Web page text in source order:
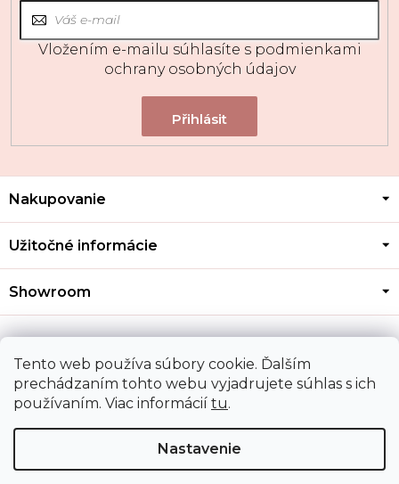
Tento web používa súbory cookie. Ďalším
prechádzaním tohto webu vyjadrujete súhlas s ich
používaním. Viac informácií tu.
Nastavenie
Vložením e-mailu súhlasíte s podmienkami
ochrany osobných údajov
Z
p
t
Nakupovanie
Užitočné informácie
Showroom
Kontakt